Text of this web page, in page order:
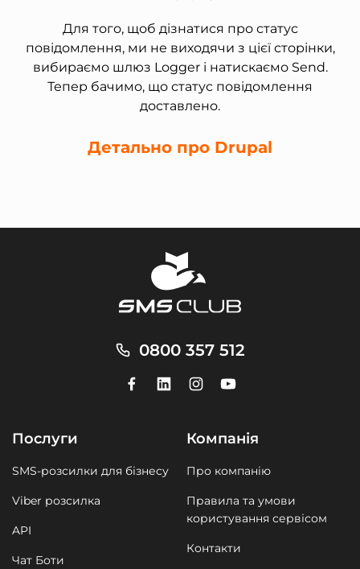
Для того, щоб дізнатися про статус
повідомлення, ми не виходячи з цієї сторінки,
вибираємо шлюз Logger і натискаємо Send.
Тепер бачимо, що статус повідомлення
доставлено.
Детально про Drupal
0800 357 512
Послуги
SMS-розсилки для бізнесу
Viber розсилка
API
Чат Боти
Компанія
Про компанію
Правила та умови
користування сервісом
Контакти